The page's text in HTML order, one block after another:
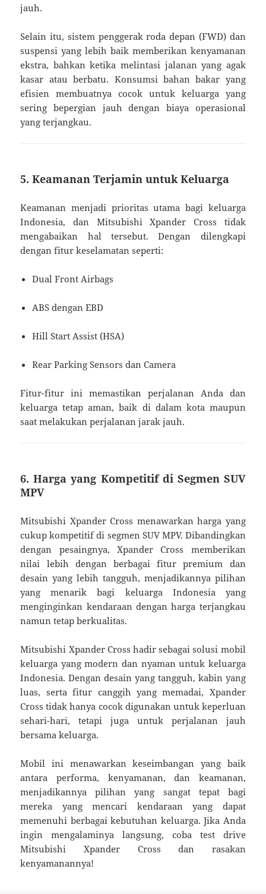
jauh.
Selain itu, sistem penggerak roda depan (FWD) dan
suspensi yang lebih baik memberikan kenyamanan
ekstra, bahkan ketika melintasi jalanan yang agak
kasar atau berbatu. Konsumsi bahan bakar yang
efisien membuatnya cocok untuk keluarga yang
sering bepergian jauh dengan biaya operasional
yang terjangkau.
5. Keamanan Terjamin untuk Keluarga
Keamanan menjadi prioritas utama bagi keluarga
Indonesia, dan Mitsubishi Xpander Cross tidak
mengabaikan hal tersebut. Dengan dilengkapi
dengan fitur keselamatan seperti:
Dual Front Airbags
ABS dengan EBD
Hill Start Assist (HSA)
Rear Parking Sensors dan Camera
Fitur-fitur ini memastikan perjalanan Anda dan
keluarga tetap aman, baik di dalam kota maupun
saat melakukan perjalanan jarak jauh.
6. Harga yang Kompetitif di Segmen SUV
MPV
Mitsubishi Xpander Cross menawarkan harga yang
cukup kompetitif di segmen SUV MPV. Dibandingkan
dengan pesaingnya, Xpander Cross memberikan
nilai lebih dengan berbagai fitur premium dan
desain yang lebih tangguh, menjadikannya pilihan
yang menarik bagi keluarga Indonesia yang
menginginkan kendaraan dengan harga terjangkau
namun tetap berkualitas.
Mitsubishi Xpander Cross hadir sebagai solusi mobil
keluarga yang modern dan nyaman untuk keluarga
Indonesia. Dengan desain yang tangguh, kabin yang
luas, serta fitur canggih yang memadai, Xpander
Cross tidak hanya cocok digunakan untuk keperluan
sehari-hari, tetapi juga untuk perjalanan jauh
bersama keluarga.
Mobil ini menawarkan keseimbangan yang baik
antara performa, kenyamanan, dan keamanan,
menjadikannya pilihan yang sangat tepat bagi
mereka yang mencari kendaraan yang dapat
memenuhi berbagai kebutuhan keluarga. Jika Anda
ingin mengalaminya langsung, coba test drive
Mitsubishi Xpander Cross dan rasakan
kenyamanannya!